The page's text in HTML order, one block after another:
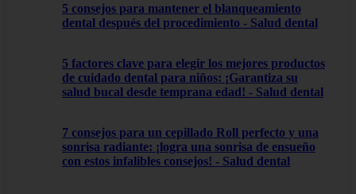
5 consejos para mantener el blanqueamiento
dental después del procedimiento - Salud dental
5 factores clave para elegir los mejores productos
de cuidado dental para niños: ¡Garantiza su
salud bucal desde temprana edad! - Salud dental
7 consejos para un cepillado Roll perfecto y una
sonrisa radiante: ¡logra una sonrisa de ensueño
con estos infalibles consejos! - Salud dental